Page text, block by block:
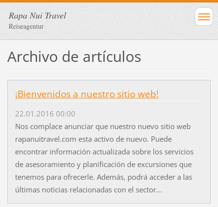
Rapa Nui Travel
Reiseagentur
Archivo de artículos
¡Bienvenidos a nuestro sitio web!
22.01.2016 00:00
Nos complace anunciar que nuestro nuevo sitio web
rapanuitravel.com esta activo de nuevo. Puede
encontrar información actualizada sobre los servicios
de asesoramiento y planificación de excursiones que
tenemos para ofrecerle. Además, podrá acceder a las
últimas noticias relacionadas con el sector...